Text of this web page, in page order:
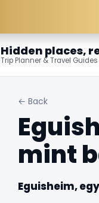
Hidden places,
Trip Planner & Travel Guides
← Back
mint
Eguisheim,